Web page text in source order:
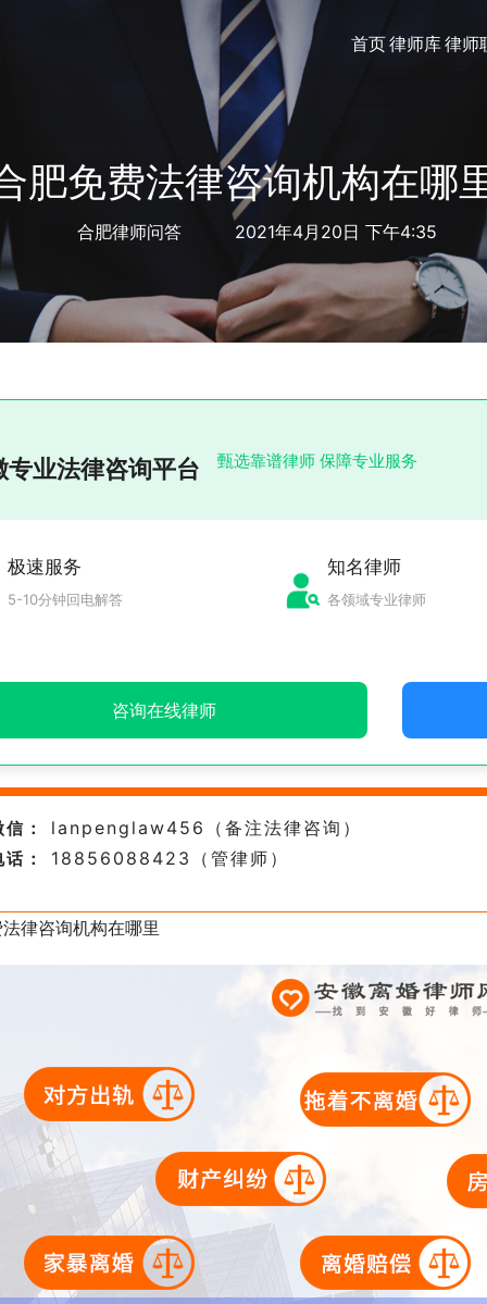
首页律师库律师
肥免费法律咨询机构在哪
合肥律师问答 2021年4月20日 下午4:35
专业法律咨询平台 甄选靠谱律师 保障专业服务
极速服务
5-10分钟回电解答
知名律师
各领域专业律师
咨询在线律师
： lanpenglaw456（备注法律咨询）
： 18856088423（管律师）
律咨询机构在哪里